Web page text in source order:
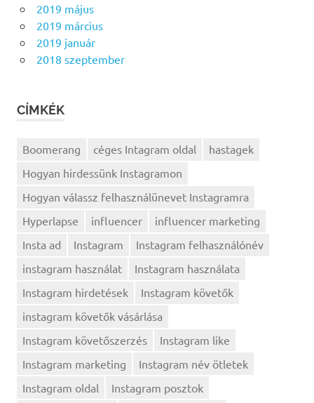
2019 május
2019 március
2019 január
2018 szeptember
CÍMKÉK
Boomerang céges Intagram oldal
hastagek
Hogyan hirdessünk Instagramon
Hogyan válassz felhasználünevet Instagramra
Hyperlapse
influencer
influencer marketing
Insta ad
Instagram
Instagram felhasználónév
instagram használat
Instagram használata
Instagram hirdetések
Instagram követők
instagram követők vásárlása
Instagram követőszerzés
Instagram like
Instagram marketing
Instagram név ötletek
Instagram oldal
Instagram posztok